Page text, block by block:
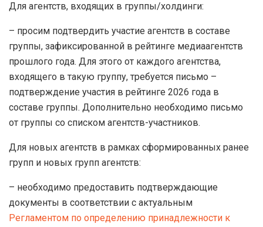
Для агентств, входящих в группы/холдинги:
– просим подтвердить участие агентств в составе
группы, зафиксированной в рейтинге медиаагентств
прошлого года. Для этого от каждого агентства,
входящего в такую группу, требуется письмо –
подтверждение участия в рейтинге 2026 года в
составе группы. Дополнительно необходимо письмо
от группы со списком агентств-участников.
Для новых агентств в рамках сформированных ранее
групп и новых групп агентств:
– необходимо предоставить подтверждающие
документы в соответствии с актуальным
Регламентом по определению принадлежности к